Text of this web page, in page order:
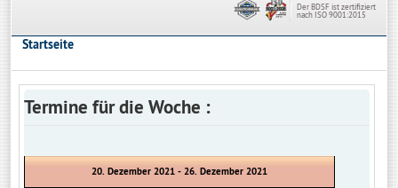
Der BDSF ist zertifiziert
nach ISO 9001:2015
Startseite
Termine für die Woche :
20. Dezember 2021 - 26. Dezember 2021